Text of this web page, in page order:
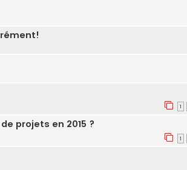
1
projets en 2015 ?
1